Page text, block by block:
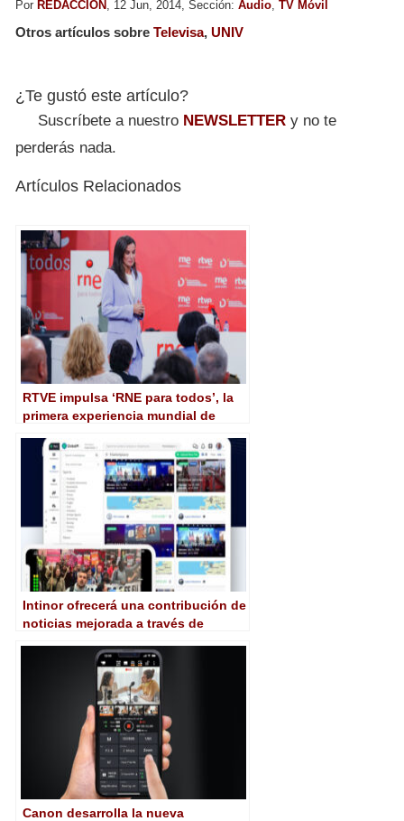
Por REDACCION , 12 Jun, 2014, Sección: Audio TV Móvil
Otros artículos sobre Televisa, UNIV
¿Te gustó este artículo?
Suscríbete a nuestro NEWSLETTER y no te
perderás nada.
Artículos Relacionados
RTVE impulsa ‘RNE para todos’, la
primera experiencia mundial de
Intinor ofrecerá una contribución de
noticias mejorada a través de
Canon desarrolla la nueva